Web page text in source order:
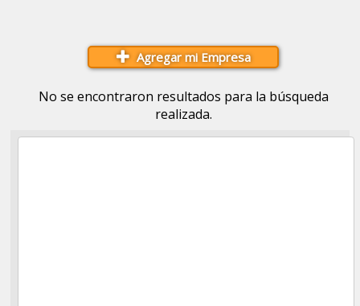
Agregar mi Empresa
No se encontraron resultados para la búsqueda
realizada.